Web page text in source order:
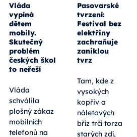
Vláda
vypíná
dětem
mobily.
Skutečný
problém
českých škol
to neřeší
Vláda
schválila
plošný zákaz
mobilních
telefonů na
Pasovarské
tvrzení:
Festival bez
elektřiny
zachraňuje
zaniklou
tvrz
Tam, kde z
vysokých
kopřiv a
náletových
bříz trčí torza
starých zdí,